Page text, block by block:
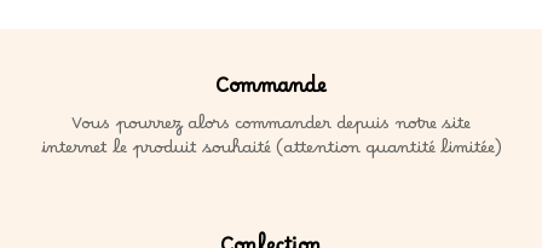
Commande
Vous pourrez alors commander depuis notre site
internet le produit souhaité (attention quantité limitée)